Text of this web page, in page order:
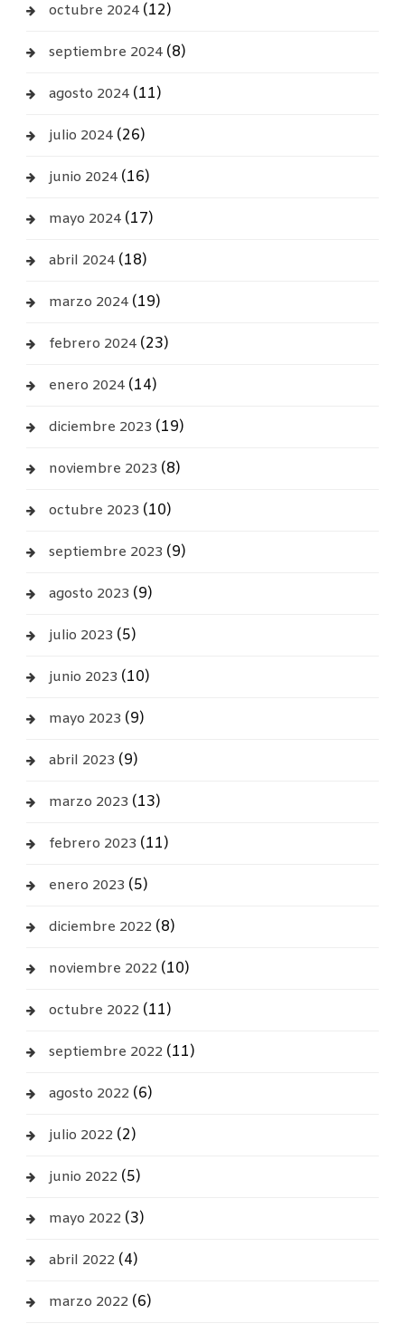
octubre 2024(12)
septiembre 2024(8)
agosto 2024(11)
julio 2024(26)
junio 2024(16)
mayo 2024(17)
abril 2024(18)
marzo 2024(19)
febrero 2024(23)
enero 2024(14)
diciembre 2023 (19)
noviembre 2023 (8)
octubre 2023 (10)
septiembre 2023 (9)
agosto 2023 (9)
julio 2023 (5)
junio 2023 (10)
mayo 2023 (9)
abril 2023 (9)
marzo 2023 (13)
febrero 2023 (11)
enero 2023 (5)
diciembre 2022 (8)
noviembre 2022 (10)
octubre 2022 (11)
septiembre 2022 (11)
agosto 2022 (6)
julio 2022 (2)
junio 2022 (5)
mayo 2022 (3)
abril 2022 (4)
marzo 2022 (6)